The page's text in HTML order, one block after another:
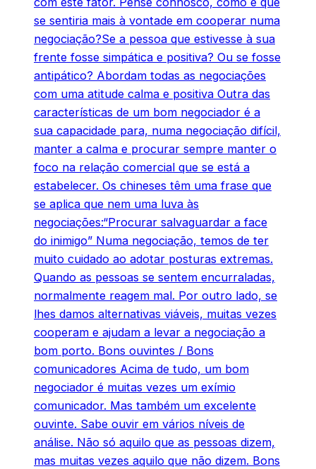
se sentiria mais à vontade em cooperar numa
negociação?Se a pessoa que estivesse à sua
frente fosse simpática e positiva? Ou se fosse
antipático? Abordam todas as negociações
com uma atitude calma e positiva Outra das
características de um bom negociador é a
sua capacidade para, numa negociação difícil,
manter a calma e procurar sempre manter o
foco na relação comercial que se está a
estabelecer. Os chineses têm uma frase que
se aplica que nem uma luva às
negociações:“Procurar salvaguardar a face
do inimigo” Numa negociação, temos de ter
muito cuidado ao adotar posturas extremas.
Quando as pessoas se sentem encurraladas,
normalmente reagem mal. Por outro lado, se
lhes damos alternativas viáveis, muitas vezes
cooperam e ajudam a levar a negociação a
bom porto. Bons ouvintes / Bons
comunicadores Acima de tudo, um bom
negociador é muitas vezes um exímio
comunicador. Mas também um excelente
ouvinte. Sabe ouvir em vários níveis de
análise. Não só aquilo que as pessoas dizem,
mas muitas vezes aquilo que não dizem. Bons